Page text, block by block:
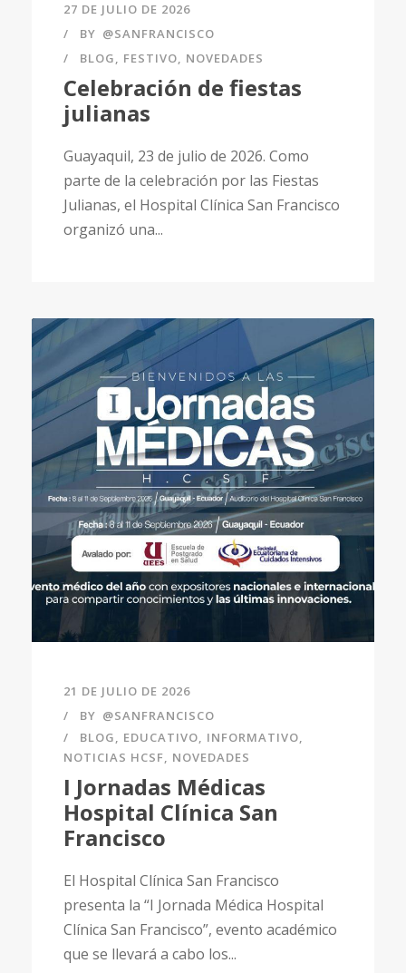
27 DE JULIO DE 2026
BY @SANFRANCISCO
BLOG, FESTIVO, NOVEDADES
Celebración de fiestas
julianas
Guayaquil, 23 de julio de 2026. Como
parte de la celebración por las Fiestas
Julianas, el Hospital Clínica San Francisco
organizó una...
21 DE JULIO DE 2026
BY @SANFRANCISCO
BLOG
EDUCATIVO INFORMATIVO
NOTICIAS HCSF
NOVEDADES
I Jornadas Médicas
Hospital Clínica San
Francisco
El Hospital Clínica San Francisco
presenta la “I Jornada Médica Hospital
Clínica San Francisco”, evento académico
que se llevará a cabo los...